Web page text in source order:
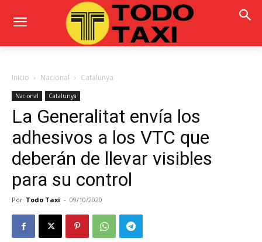
Inicio Nacional Catalunya
Nacional Catalunya
La Generalitat envía los
adhesivos a los VTC que
deberán de llevar visibles
para su control
Por Todo Taxi - 09/10/2020